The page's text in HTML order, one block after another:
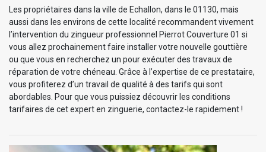
Les propriétaires dans la ville de Echallon, dans le 01130, mais
aussi dans les environs de cette localité recommandent vivement
l’intervention du zingueur professionnel Pierrot Couverture 01 si
vous allez prochainement faire installer votre nouvelle gouttière
ou que vous en recherchez un pour exécuter des travaux de
réparation de votre chéneau. Grâce à l’expertise de ce prestataire,
vous profiterez d’un travail de qualité à des tarifs qui sont
abordables. Pour que vous puissiez découvrir les conditions
tarifaires de cet expert en zinguerie, contactez-le rapidement !